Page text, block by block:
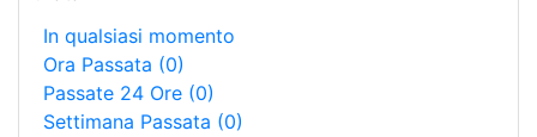
In qualsiasi momento
Ora Passata (0)
Passate 24 Ore (0)
Settimana Passata (0)